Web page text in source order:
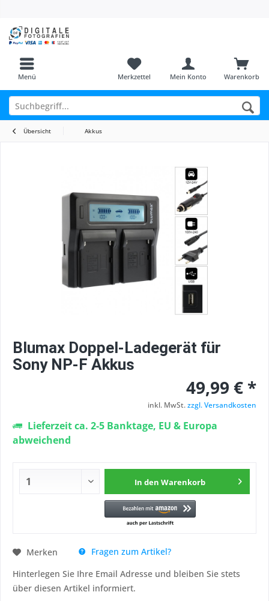
Menü Warenkorb
Merkzettel Mein Konto
Übersicht Akkus
Blumax Doppel-Ladegerät für
Sony NP-F Akkus
49,99 € *
inkl. MwSt.zzgl. Versandkosten
Lieferzeit ca. 2-5 Banktage, EU & Europa
abweichend
In den Warenkorb
Merken
Fragen zum Artikel?
Hinterlegen Sie Ihre Email Adresse und bleiben Sie stets
über diesen Artikel informiert.